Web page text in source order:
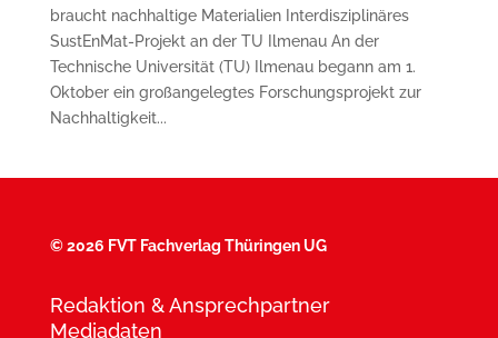
braucht nachhaltige Materialien Interdisziplinäres
SustEnMat-Projekt an der TU Ilmenau An der
Technische Universität (TU) Ilmenau begann am 1.
Oktober ein großangelegtes Forschungsprojekt zur
Nachhaltigkeit...
©2026 FVT Fachverlag Thüringen UG
Redaktion & Ansprechpartner
Mediadaten